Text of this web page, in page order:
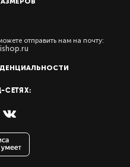
отправить нам на почту:
СЕТЯХ: